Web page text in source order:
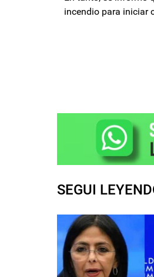
incendio para iniciar
SEGUI